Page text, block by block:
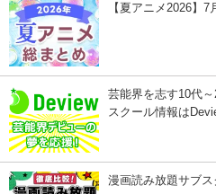
【夏アニメ2026】
芸能界を志す10代
スクール情報は
漫画読み放題サブス